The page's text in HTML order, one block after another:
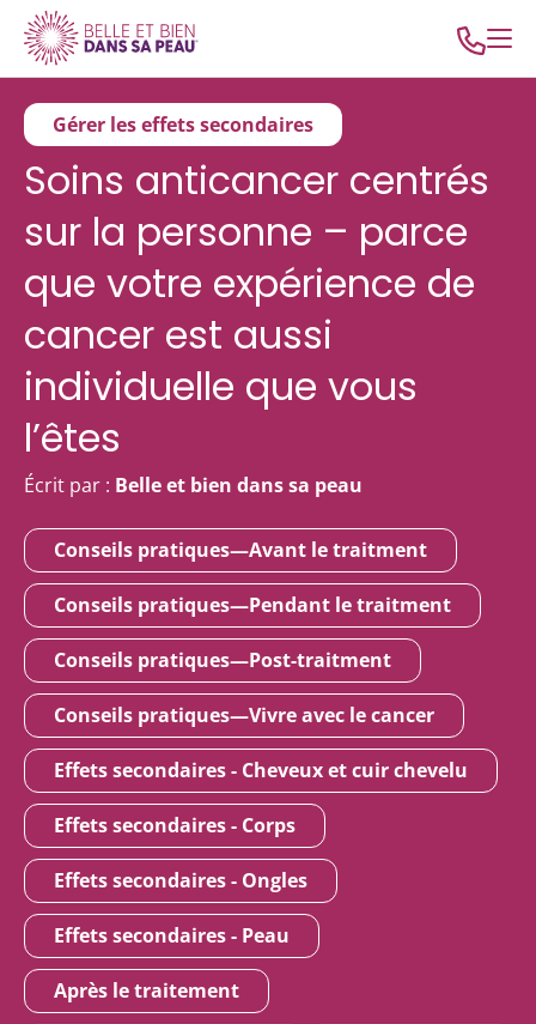
Gérer les effets secondaires
Soins anticancer centrés
sur la personne – parce
que votre expérience de
cancer est aussi
individuelle que vous
l’êtes
Écrit par : Belle et bien dans sa peau
Conseils pratiques—Avant le traitment
Conseils pratiques—Pendant le traitment
Conseils pratiques—Post-traitment
Conseils pratiques—Vivre avec le cancer
Effets secondaires - Cheveux et cuir chevelu
Effets secondaires - Corps
Effets secondaires - Ongles
Effets secondaires - Peau
Après le traitement